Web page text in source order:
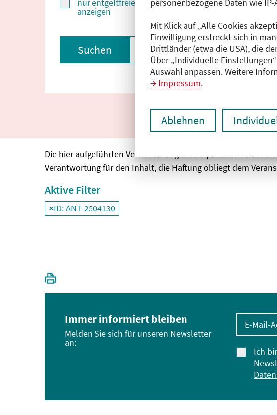
personenbezogene Daten wie
Mit Klick auf „Alle Cookies
Einwilligung erstreckt sich in
Drittländer (etwa die USA), die
Über „Individuelle
Auswahl anpassen. Weitere
Impressum.
Ablehnen
nur entgeltfreie Fortbildungen
anzeigen
Suchen Filter zurücksetzen
Die hier aufgeführten Veranstaltungen entsprechen den
Verantwortung für den Inhalt, die Haftung obliegt dem
Aktive Filter
Filter
ID: ANT-2504130
deaktivieren und Suchergebnisse neu laden
Immer informiert bleiben
Melden Sie sich für unseren Newsletter
an:
E-Mail-
Ich